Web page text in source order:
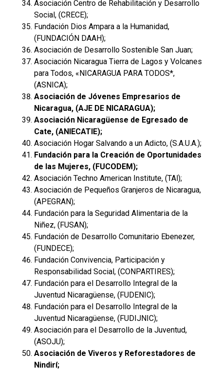
Asociación Centro de Rehabilitación y Desarrollo
Social, (CRECE);
Fundación Dios Ampara a la Humanidad,
(FUNDACIÓN DAAH);
Asociación de Desarrollo Sostenible San Juan;
Asociación Nicaragua Tierra de Lagos y Volcanes
para Todos, «NICARAGUA PARA TODOS*,
(ASNICA);
Asociación de Jóvenes Empresarios de
Nicaragua, (AJE DE NICARAGUA);
Asociación Nicaragüense de Egresado de
Cate, (ANIECATIE);
Asociación Hogar Salvando a un Adicto, (S.A.U.A.);
Fundación para la Creación de Oportunidades
de las Mujeres, (FUCODEM);
Asociación Techno American Institute, (TAl);
Asociación de Pequeños Granjeros de Nicaragua,
(APEGRAN);
Fundación para la Seguridad Alimentaria de la
Niñez, (FUSAN);
Fundación de Desarrollo Comunitario Ebenezer,
(FUNDECE);
Fundación Convivencia, Participación y
Responsabilidad Social, (CONPARTIRES);
Fundación para el Desarrollo Integral de la
Juventud Nicaragüense, (FUDENIC);
Fundación para el Desarrollo Integral de la
Juventud Nicaragüense, (FUDIJNIC);
Asociación para el Desarrollo de la Juventud,
(ASOJU);
Asociación de Viveros y Reforestadores de
Nindirí;